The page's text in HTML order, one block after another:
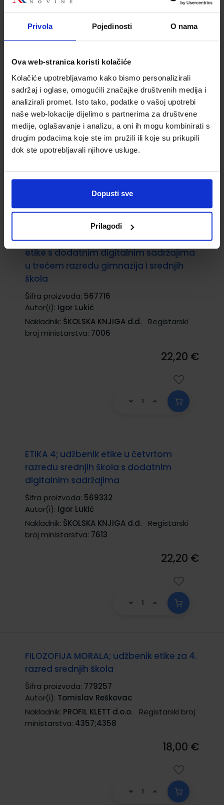
Privola Pojedinosti O nama
Ova web-stranica koristi kolačiće
Kolačiće upotrebljavamo kako bismo personalizirali
sadržaj i oglase, omogućili značajke društvenih medija i
analizirali promet. Isto tako, podatke o vašoj upotrebi
naše web-lokacije dijelimo s partnerima za društvene
medije, oglašavanje i analizu, a oni ih mogu kombinirati s
drugim podacima koje ste im pružili ili koje su prikupili
dok ste upotrebljavali njihove usluge.
Dopusti sve
Prilagodi
strukovnih škola
Šifra proizvoda:596193
Autor(i):Zvonimir Bošnjak Ana Nežić
Nakladnik:PROFIL KLETT d.o.o.
Registarski broj
ministarstva: 8184
21,90 €
ETIKA 3, PRAVCIMA ŽIVOTA; udžbenik
etike s dodatnim digitalnim sadržajima
u trećem razredu gimnazija i srednjih
škola
Šifra proizvoda: 567716
Autor(i): Igor Lukić
Nakladnik: ŠKOLSKA KNJIGA d.d.
Registarski
broj ministarstva: 7006
22,20 €
ETIKA 4; udžbenik etike u četvrtom
razredu srednjih škola s dodatnim
digitalnim sadržajima
Šifra proizvoda: 569332
Autor(i): Igor Lukić
Nakladnik: ŠKOLSKA KNJIGA d.d.
Registarski
broj ministarstva: 7613
22,20 €
FILOZOFIJA MORALA; udžbenik etike za 4.
razred srednjih škola
Šifra proizvoda: 779257
Autor(i): Tomislav Reškovac
Nakladnik: PROFIL KLETT d.o.o.
Registarski broj
ministarstva: 4357;4358
18,00 €